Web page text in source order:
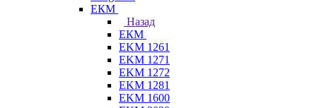
ЕКМ
Назад
ЕКМ
EKM 1261
EKM 1271
EKM 1272
EKM 1281
EKM 1600